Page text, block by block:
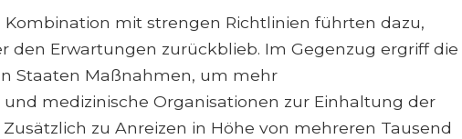
Kombination mit strengen Richtlinien führten dazu,
den Erwartungen zurückblieb. Im Gegenzug ergriff die
Staaten Maßnahmen, um mehr
medizinische Organisationen zur Einhaltung der
zu Anreizen in Höhe von mehreren Tausend